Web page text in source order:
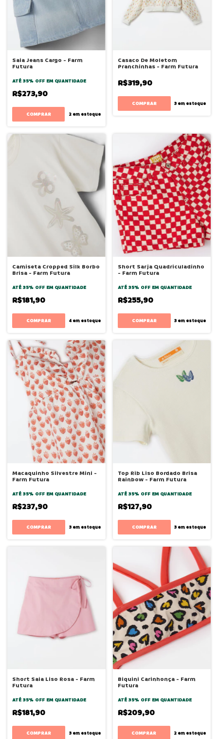
Saia Jeans Cargo - Farm
Futura
ATÉ 35% OFF EM QUANTIDADE
R$273,90
COMPRAR 2em estoque
Casaco De Moletom
Pranchinhas - Farm Futura
R$319,90
COMPRAR 3 em estoque
Camiseta Cropped Silk Borbo
Brisa - Farm Futura
ATÉ 35% OFF EM QUANTIDADE
R$181,90
COMPRAR 4em estoque
Short Sarja Quadriculadinho
- Farm Futura
ATÉ 35% OFF EM QUANTIDADE
R$255,90
COMPRAR 3 em estoque
Macaquinho Silvestre Mini -
Farm Futura
ATÉ 35% OFF EM QUANTIDADE
R$237,90
COMPRAR 3em estoque
Top Rib Liso Bordado Brisa
Rainbow - Farm Futura
ATÉ 35% OFF EM QUANTIDADE
R$127,90
COMPRAR 3 em estoque
Short Saia Liso Rosa - Farm
Futura
ATÉ 35% OFF EM QUANTIDADE
R$181,90
COMPRAR 3em estoque
Biquini Carinhonça - Farm
Futura
ATÉ 35% OFF EM QUANTIDADE
R$209,90
COMPRAR 2 em estoque